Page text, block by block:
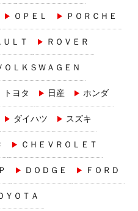
ＯＰＥＬ ＰＯＲＣＨＥ
ＵＬＴ ＲＯＶＥＲ
ＯＬＫＳＷＡＧＥＮ
トヨタ 日産 ホンダ
ダイハツ スズキ
ＣＨＥＶＲＯＬＥＴ
ＤＯＤＧＥ ＦＯＲＤ
ＹＯＴＡ